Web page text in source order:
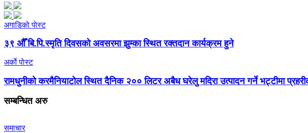
अगाडिकाे पाेस्ट
३९ औँ बि.पि.स्मृति दिवसको अवसरमा झुम्का स्थित रक्तदान कार्यक्रम हुने
अर्काे पाेस्ट
रामधुनीको करमैनियाटोल स्थित दैनिक २०० लिटर अबैध घरेलु मदिरा उत्पादन गर्ने भट्टीमा
सम्बन्धितअरु
समाचार